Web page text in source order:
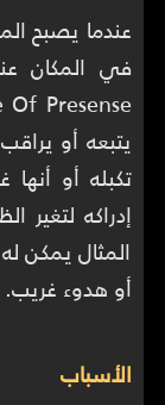
عندما يصبح
في المكان
يتبعه أو
تكبله أو
إدراكه
المثال يمكن
أو هدوء غريب.
الأسباب